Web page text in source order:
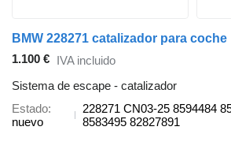
BMW 228271 catalizador para coche
1.100 € IVA incluido
Sistema de escape - catalizador
Estado
nuevo
228271 CN03-25 8594484
8583495 82827891